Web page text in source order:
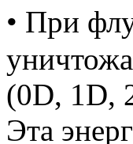
• При
(0D, 1D,
Эта